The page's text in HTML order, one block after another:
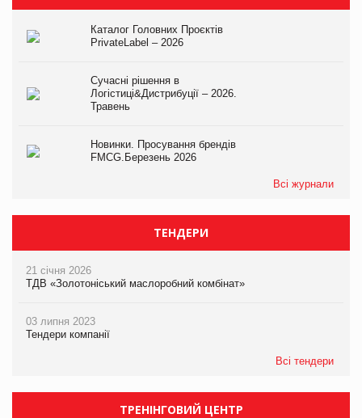
Каталог Головних Проєктів
PrivateLabel – 2026
Сучасні рішення в
Логістиці&Дистрибуції – 2026.
Травень
Новинки. Просування брендів
FMCG.Березень 2026
Всі журнали
ТЕНДЕРИ
21 січня 2026
ТДВ «Золотоніський маслоробний комбінат»
03 липня 2023
Тендери компанії
Всі тендери
ТРЕНІНГОВИЙ ЦЕНТР